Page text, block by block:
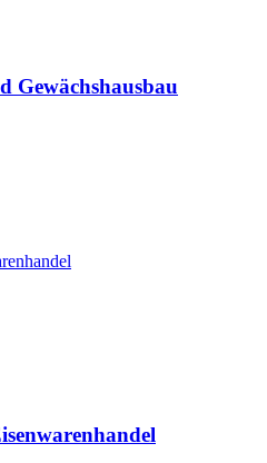
Gewächshausbau